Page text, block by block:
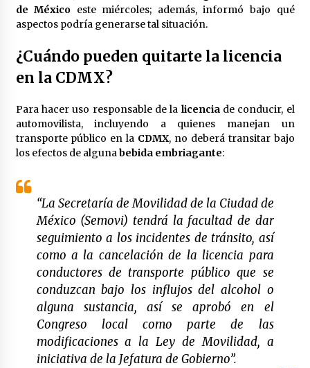
Laura Itzel Castillo será la nueva secretaria de
las Mujeres, anuncia Sheinbaum
Sheinbaum descarta reunión entre CNTE y
Segob: «ya dimos nuestras propuestas»
Zar antidrogas de EE.UU.: “vamos por los
políticos mexicanos que protegen al narco”
Trump anuncia acuerdo con Irán y el fin de
operaciones militares entre ambos países
2 meses atrás
Trump asegura que barcos cargados de
petróleo están empezando a salir de Ormuz
2 meses atrás
México libraría posible arancel de EE.UU. en
85% de sus exportaciones
2 meses atrás
de México este miércoles; además, informó bajo qué
aspectos podría generarse tal situación.
¿Cuándo pueden quitarte la licencia
en la CDMX?
Para hacer uso responsable de la licenciade conducir, el
automovilista, incluyendo a quienes manejan un
transporte público en la CDMX, no deberá transitar bajo
los efectos de algunabebida embriagante:
“La Secretaría de Movilidad de la Ciudad de
México (Semovi) tendrá la facultad de dar
seguimiento a los incidentes de tránsito, así
como a la cancelación de la licencia para
conductores de transporte público que se
conduzcan bajo los influjos del alcohol o
alguna sustancia, así se aprobó en el
Congreso local como parte de las
modificaciones a la Ley de Movilidad, a
iniciativa de la Jefatura de Gobierno”.